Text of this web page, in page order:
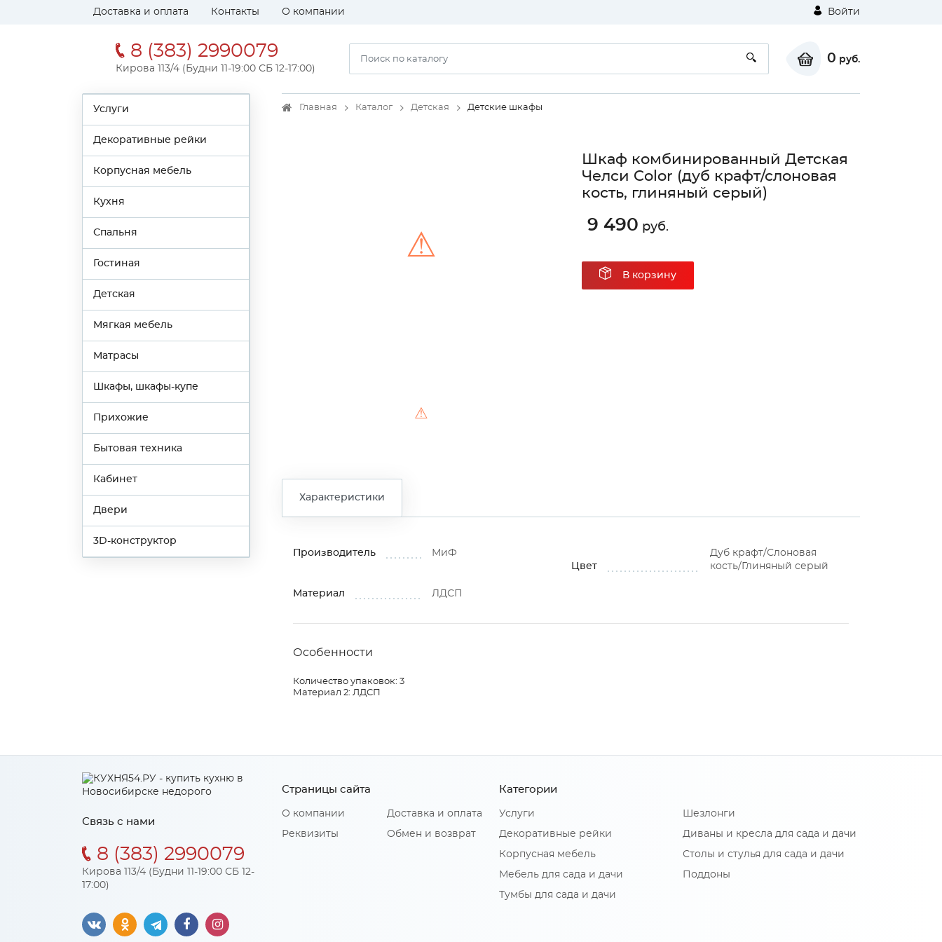
Доставка и оплата Контакты О компании Войти
8 (383) 2990079
Кирова 113/4 (Будни 11-19:00 СБ 12-17:00)
0 руб.
Услуги
Декоративные рейки
Корпусная мебель
Кухня
Спальня
Гостиная
Детская
Мягкая мебель
Матрасы
Шкафы, шкафы-купе
Прихожие
Бытовая техника
Кабинет
Двери
3D-конструктор
Главная Каталог Детская Детские шкафы
⚠
⚠
Шкаф комбинированный Детская
Челси Color (дуб крафт/слоновая
кость, глиняный серый)
9 490 руб.
В корзину
Характеристики
Производитель
МиФ
Цвет
Дуб крафт/Слоновая
кость/Глиняный серый
Материал ЛДСП
Особенности
Количество упаковок: 3
Материал 2: ЛДСП
Связь с нами
8 (383) 2990079
Кирова 113/4 (Будни 11-19:00 СБ 12-
17:00)
Страницы сайта
О компании
Реквизиты
Доставка и оплата
Обмен и возврат
Категории
Услуги
Декоративные рейки
Корпусная мебель
Мебель для сада и дачи
Тумбы для сада и дачи
Шезлонги
Диваны и кресла для сада и дачи
Столы и стулья для сада и дачи
Поддоны